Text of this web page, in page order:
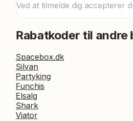
Ved at tilmelde dig accepterer
Rabatkoder til andre
Spacebox.dk
Silvan
Partyking
Funchis
Elsalg
Shark
Viator